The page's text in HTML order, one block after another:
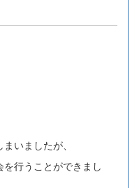
いましたが、
行うことができまし